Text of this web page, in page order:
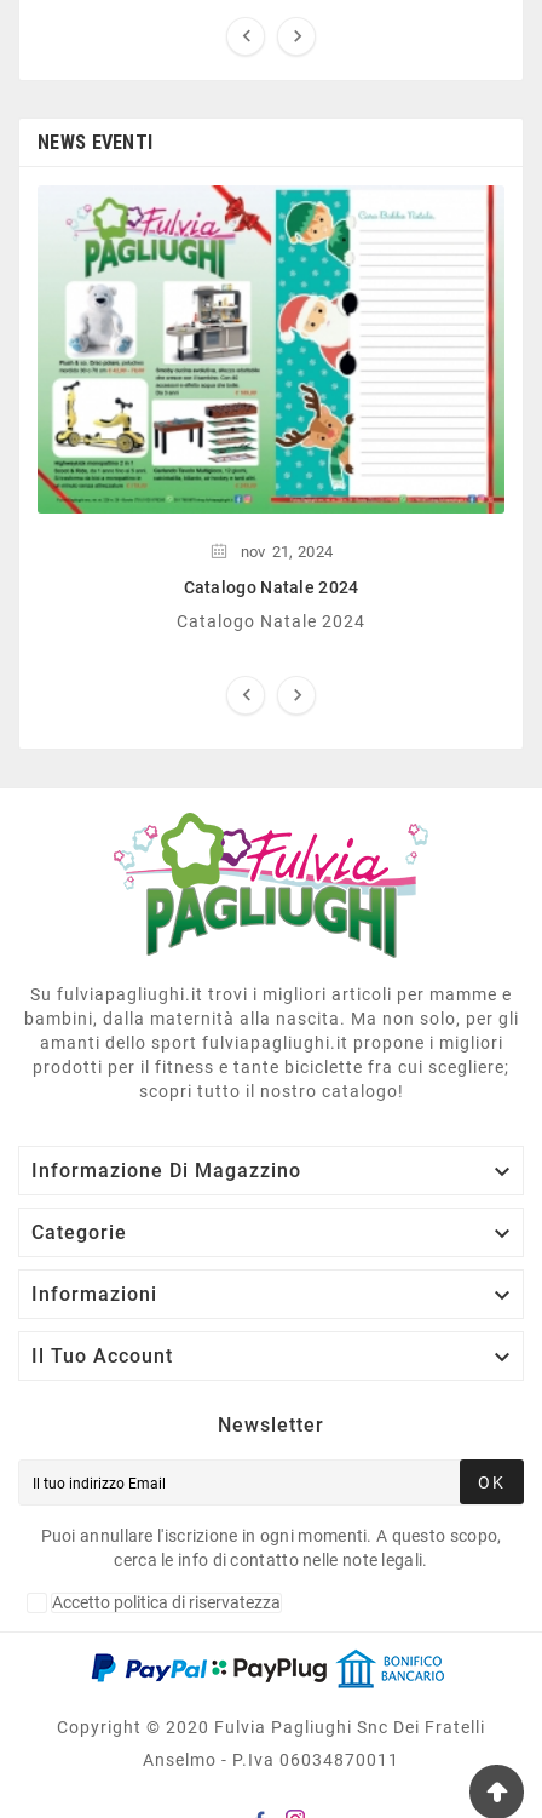
sezione dedicata all’arredo giardino, giochi all’aperto,
 
NEWS EVENTI
nov 21, 2024
Catalogo Natale 2024
Catalogo Natale 2024
 
Su fulviapagliughi.it trovi i migliori articoli per mamme e
bambini, dalla maternità alla nascita. Ma non solo, per gli
amanti dello sport fulviapagliughi.it propone i migliori
prodotti per il fitness e tante biciclette fra cui scegliere;
scopri tutto il nostro catalogo!
Informazione Di Magazzino 
Categorie 
Informazioni 
Il Tuo Account 
Newsletter
OK
Puoi annullare l'iscrizione in ogni momenti. A questo scopo,
cerca le info di contatto nelle note legali.
Accetto politica di riservatezza
Copyright © 2020 Fulvia Pagliughi Snc Dei Fratelli
Anselmo - P.Iva 06034870011